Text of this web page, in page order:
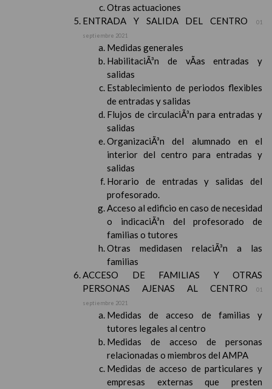
Otras actuaciones
ENTRADA Y SALIDA DEL CENTRO
01
septiembre 2021
Medidas generales
HabilitaciÃ³n de vÃ­as entradas y
salidas
Establecimiento de periodos flexibles
de entradas y salidas
Flujos de circulaciÃ³n para entradas y
salidas
OrganizaciÃ³n del alumnado en el
interior del centro para entradas y
salidas
Horario de entradas y salidas del
profesorado.
Acceso al edificio en caso de necesidad
o indicaciÃ³n del profesorado de
familias o tutores
Otras medidasen relaciÃ³n a las
familias
ACCESO DE FAMILIAS Y OTRAS
PERSONAS AJENAS AL CENTRO
01
septiembre 2021
Medidas de acceso de familias y
tutores legales al centro
Medidas de acceso de personas
relacionadas o miembros del AMPA
Medidas de acceso de particulares y
empresas externas que presten